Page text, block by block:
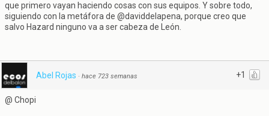
que primero vayan haciendo cosas con sus equipos. Y sobre todo,
siguiendo con la metáfora de @daviddelapena, porque creo que
salvo Hazard ninguno va a ser cabeza de León.
+1
Abel Rojas · hace 723 semanas
@ Chopi